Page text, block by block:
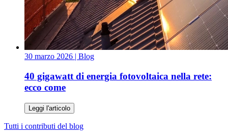
30 marzo 2026 | Blog
40 gigawatt di energia fotovoltaica nella rete:
ecco come
Leggi l'articolo
Tutti i contributi del blog